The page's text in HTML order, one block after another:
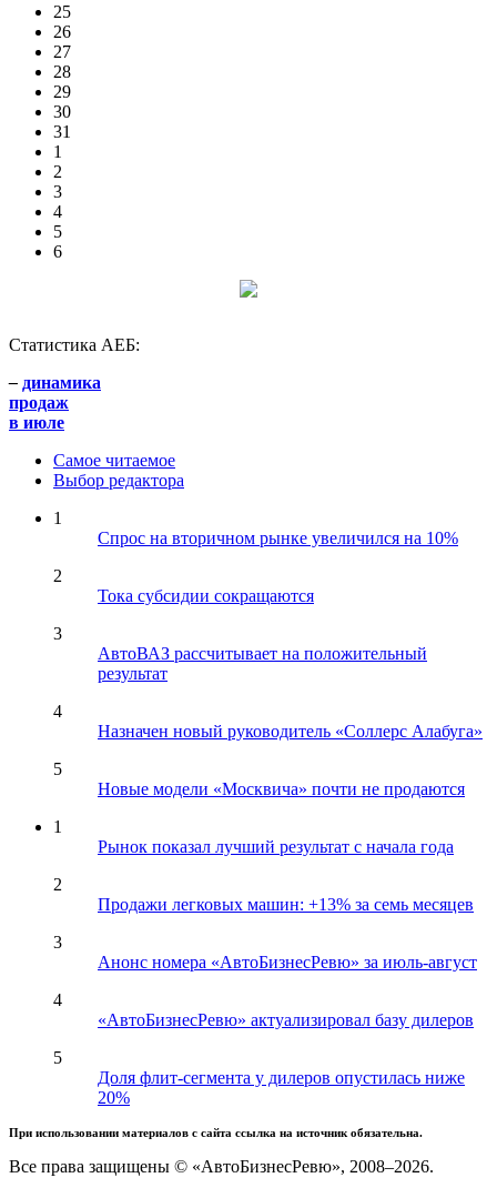
25
26
27
28
29
30
31
1
2
3
4
5
6
Статистика АЕБ:
– динамика
продаж
в июле
Самое читаемое
Выбор редактора
1
Спрос на вторичном рынке увеличился на 10%
2
Тока субсидии сокращаются
3
АвтоВАЗ рассчитывает на положительный
результат
4
Назначен новый руководитель «Соллерс Алабуга»
5
Новые модели «Москвича» почти не продаются
1
Рынок показал лучший результат с начала года
2
Продажи легковых машин: +13% за семь месяцев
3
Анонс номера «АвтоБизнесРевю» за июль-август
4
«АвтоБизнесРевю» актуализировал базу дилеров
5
Доля флит-сегмента у дилеров опустилась ниже
20%
При использовании материалов с сайта ссылка на источник обязательна.
Все права защищены © «АвтоБизнесРевю», 2008–2026.